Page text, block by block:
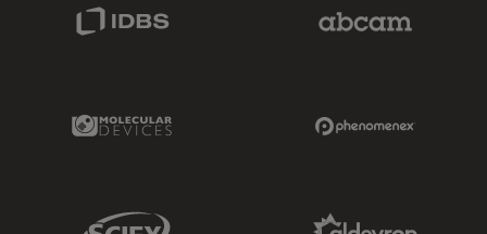
Molecular Devices Link
Sciex Link